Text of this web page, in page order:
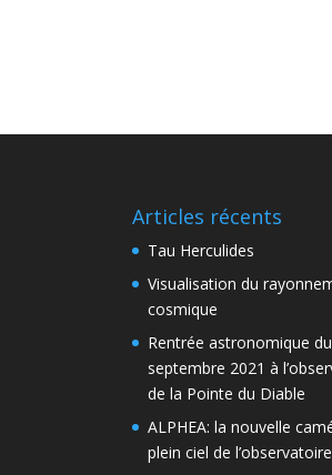
Articles récents
Tau Herculides
Visualisation du
cosmique
Rentrée astronomique
septembre 2021 à
de la Pointe du Diable
ALPHEA: la nouvelle
plein ciel de l’observatoire